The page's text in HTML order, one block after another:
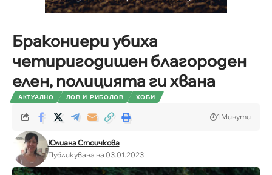
Бракониери убиха
четиригодишен благороден
елен, полицията ги хвана
АКТУАЛНО ЛОВ И РИБОЛОВ ХОБИ
Юлиана Стоичкова
Публикувана на 03.01.2023
1 Минути